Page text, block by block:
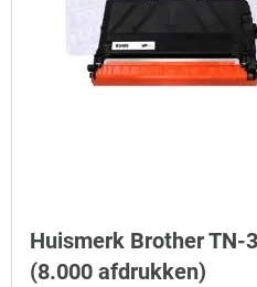
Huismerk Brother TN-
(8.000 afdrukken)